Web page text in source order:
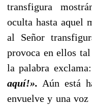
transfigura
oculta hasta aquel
al Señor
provoca en ellos
la palabra
aquí!». Aún está
envuelve y una